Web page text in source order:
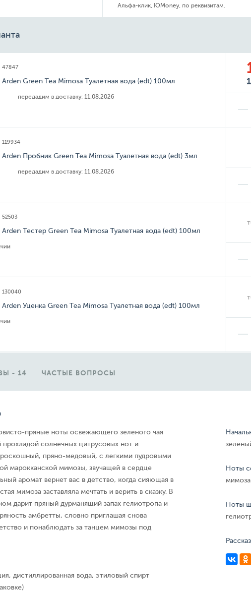
Альфа-клик, ЮMoney, по реквизитам.
47847
Arden Green Tea Mimosa Туалетная вода (edt) 100мл
передадим в доставку: 11.08.2026
119934
Arden Пробник Green Tea Mimosa Туалетная вода (edt) 3мл
передадим в доставку: 11.08.2026
52503
Arden Тестер Green Tea Mimosa Туалетная вода (edt) 100мл
130040
Arden Уценка Green Tea Mimosa Туалетная вода (edt) 100мл
- 14 ЧАСТЫЕ ВОПРОСЫ
пряные ноты освежающего зеленого чая
солнечных цитрусовых нот и
пряно-медовый, с легкими пудровыми
марокканской мимозы, звучащей в сердце
аромат вернет вас в детство, когда сияющая в
мимоза заставляла мечтать и верить в сказку. В
дарит пряный дурманящий запах гелиотропа и
амбретты, словно приглашая снова
и понаблюдать за танцем мимозы под
дистиллированная вода, этиловый спирт
Ноты
мимоза
Ноты